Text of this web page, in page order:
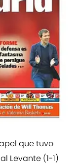
que tuvo
Levante (1-1)